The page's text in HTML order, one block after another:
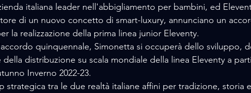
AMORE / FOOD AMORE / LUXURY WHATCHES
italiana leader nell'abbigliamento per bambini, ed
di un nuovo concetto di smart-luxury, annunciano un
la realizzazione della prima linea junior Eleventy.
quinquennale, Simonetta si occuperà dello sviluppo,
distribuzione su scala mondiale della linea Eleventy a
Inverno 2022-23.
strategica tra le due realtà italiane affini per tradizione, storia